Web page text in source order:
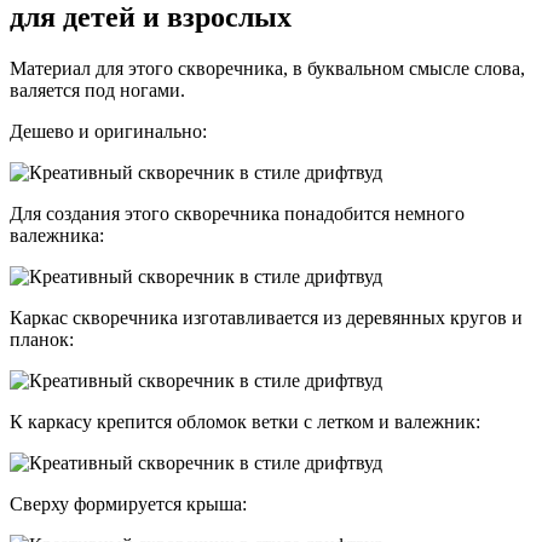
для детей и взрослых
Материал для этого скворечника, в буквальном смысле слова,
валяется под ногами.
Дешево и оригинально:
Для создания этого скворечника понадобится немного
валежника:
Каркас скворечника изготавливается из деревянных кругов и
планок:
К каркасу крепится обломок ветки с летком и валежник:
Сверху формируется крыша: